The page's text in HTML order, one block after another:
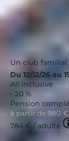
Un club
Du 12/12/26 au
All inclusive
- 20 %
Pension
à partir de 980 €
784 € / adulte